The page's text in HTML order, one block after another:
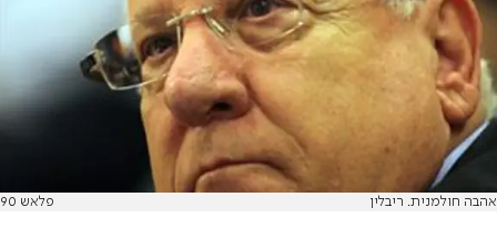
אהבה חולמנית. ריבלין פלאש 90